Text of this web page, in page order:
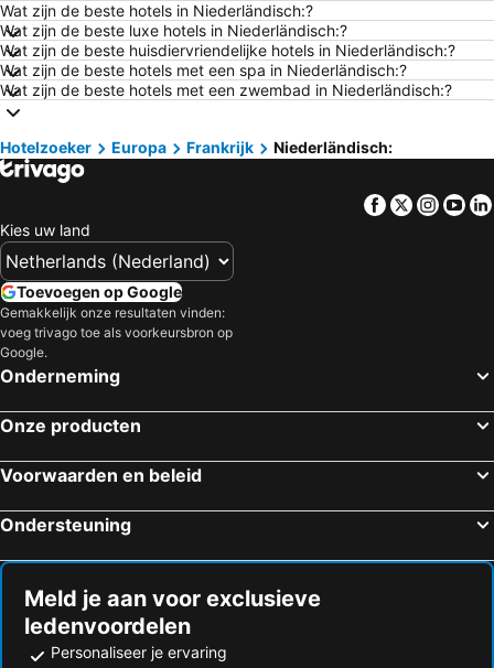
Hotels in Haarlem
Hotels in Noordwijk
Hotels in Dusseldorf
Hotels in Luxemburg Stad
Hotels in Málaga
Hotels in Eindhoven
Hotels in Cochem
Hotels in Ameland
Hotels in Noord-Holland
Hotels in Luxemburg
Hotels in Terschelling
Hotels in België
Hotels in Drenthe
Hotels in Gardameer
Hotels in Belgische kust
Hotels in Veluwe
Wat zijn de beste hotels in Niederländisch:?
Wat zijn de beste luxe hotels in Niederländisch:?
Wat zijn de beste huisdiervriendelijke hotels in Niederländisch:?
Wat zijn de beste hotels met een spa in Niederländisch:?
Wat zijn de beste hotels met een zwembad in Niederländisch:?
Hotelzoeker Europa Frankrijk Niederländisch:
Facebook
Twitter
Kies uw land
Toevoegen op Google
Gemakkelijk onze resultaten vinden:
voeg trivago toe als voorkeursbron op
Google.
Onderneming
Onze producten
Voorwaarden en beleid
Ondersteuning
Meld je aan voor exclusieve
ledenvoordelen
Personaliseer je ervaring